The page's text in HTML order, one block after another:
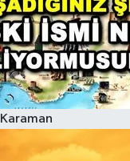
Karaman